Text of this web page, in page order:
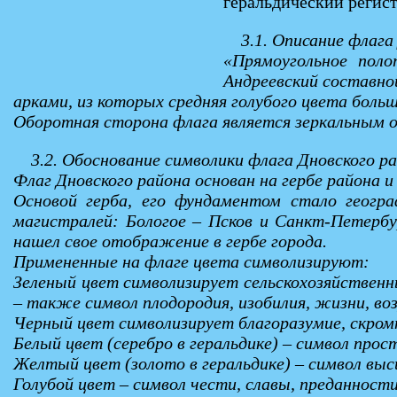
3.1. Описание
«Прямоугольное
Андреевский
арками, из которых средняя голубого цвета
Оборотная сторона флага является
3.2. Обоснование символики флага Дновского
Флаг Дновского района основан на гербе района
Основой герба, его фундаментом стало
магистралей: Бологое – Псков и Санкт-
нашел свое отображение в гербе города.
Примененные на флаге цвета символизируют:
Зеленый цвет символизирует
– также символ плодородия, изобилия, жизни,
Черный цвет символизирует благоразумие,
Белый цвет (серебро в геральдике) – символ
Желтый цвет (золото в геральдике) – символ
Голубой цвет – символ чести, славы,